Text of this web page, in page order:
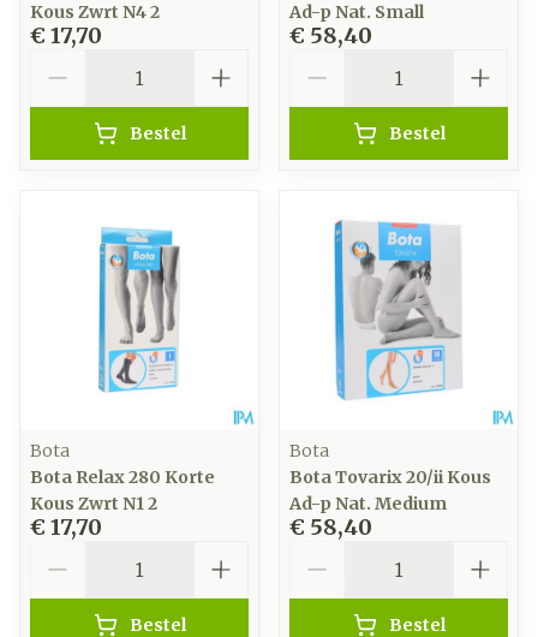
Kous Zwrt N4 2
€ 17,70
Bestel
Ad-p Nat. Small
€ 58,40
Bestel
Bota
Bota Relax 280 Korte
Kous Zwrt N1 2
€ 17,70
Bestel
Bota
Bota Tovarix 20/ii Kous
Ad-p Nat. Medium
€ 58,40
Bestel